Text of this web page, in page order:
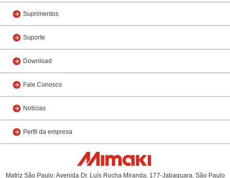
Suprimentos
Suporte
Download
Fale Conosco
Notícias
Perfil da empresa
Matriz São Paulo: Avenida Dr. Luís Rocha Miranda, 177-Jabaquara, São Paulo